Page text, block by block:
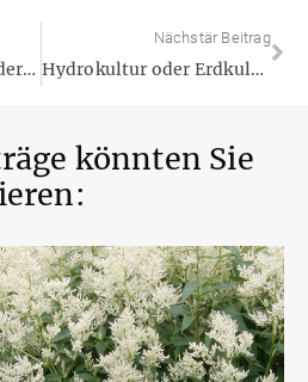
„Raumbegrünung fördert die Gesundheit!“ – Fakt oder Fake?
Nächstär Beitrag
Hydrokultur oder Erdkultur
könnten Sie